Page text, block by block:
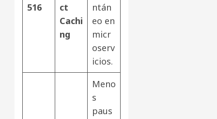
516
ct
Cachi
ng
ntán
eo en
micr
oserv
icios.
Meno
s
paus